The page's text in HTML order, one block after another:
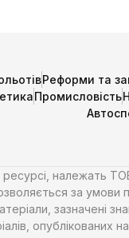
Реформи та
Промисловість
ресурсі, належать
за
зазначені